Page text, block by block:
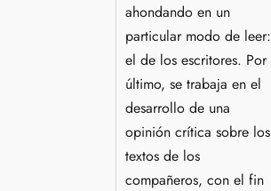
ahondando en un
particular modo de leer:
el de los escritores. Por
último, se trabaja en el
desarrollo de una
opinión crítica sobre los
textos de los
compañeros, con el fin